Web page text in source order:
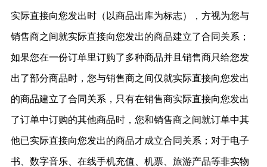
实际直接向您发出时（以商品出库为标志），方视为您与
销售商之间就实际直接向您发出的商品建立了合同关系；
如果您在一份订单里订购了多种商品并且销售商只给您发
出了部分商品时，您与销售商之间仅就实际直接向您发出
的商品建立了合同关系，只有在销售商实际直接向您发出
了订单中订购的其他商品时，您和销售商之间就订单中其
他已实际直接向您发出的商品才成立合同关系；对于电子
书、数字音乐、在线手机充值、机票、旅游产品等非实物